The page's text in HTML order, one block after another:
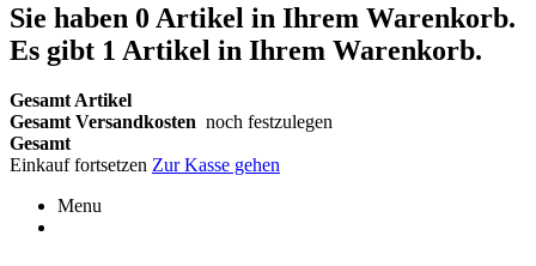
Sie haben 0 Artikel in Ihrem Warenkorb.
Es gibt 1 Artikel in Ihrem Warenkorb.
Gesamt Artikel
Gesamt Versandkosten noch festzulegen
Gesamt
Einkauf fortsetzen Zur Kasse gehen
Menu